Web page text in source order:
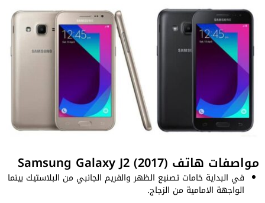
مواصفات هاتف Samsung Galaxy J2 (2017)
في البداية خامات تصنيع الظهر والفريم الجانبي من البلاستيك بينما
الواجهة الامامية من الزجاج.